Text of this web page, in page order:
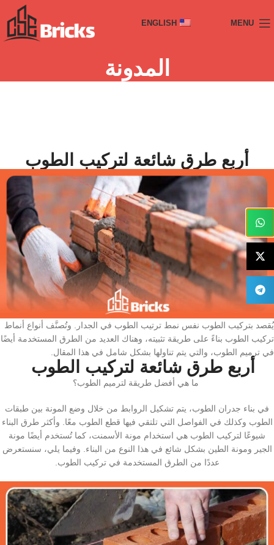
MENU
ENGLISH
المدونة
أربع طرق شائعة لتركيب الطوب
يُقصد بتركيب الطوب نفس نمط ترتيب الطوب في الجدار. وتُصنَّف أنواع أنماط
تركيب الطوب بناءً على طريقة تثبيته، وهناك العديد من الطرق المستخدمة أيضًا
في ترميم الطوب، والتي يتم تناولها بشكل شامل في هذا المقال.
أربع طرق شائعة لتركيب الطوب
ما هي أفضل طريقة لترميم الطوب؟
في بناء جدران الطوب، يتم تشكيل الروابط من خلال وضع المونة بين طبقات
الطوب وكذلك في الفواصل التي تلتقي فيها قطع الطوب معًا. وأكثر طرق البناء
شيوعًا لتركيب الطوب هي استخدام مونة الأسمنت، كما تُستخدم أيضًا مونة
الجير ومونة الطين بشكل شائع في هذا النوع من البناء. وفيما يلي، سنستعرض
عددًا من الطرق المستخدمة في تركيب الطوب.